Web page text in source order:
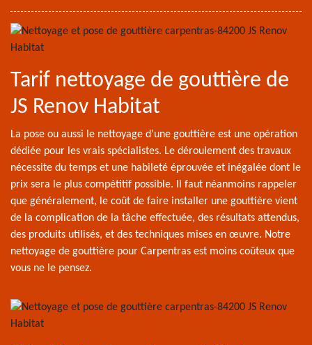
Tarif nettoyage de gouttière de
JS Renov Habitat
La pose ou aussi le nettoyage d’une gouttière est une opération
dédiée pour les vrais spécialistes. Le déroulement des travaux
nécessite du temps et une habileté éprouvée et inégalée dont le
prix sera le plus compétitif possible. Il faut néanmoins rappeler
que généralement, le coût de faire installer une gouttière vient
de la complication de la tâche effectuée, des résultats attendus,
des produits utilisés, et des techniques mises en œuvre. Notre
nettoyage de gouttière pour Carpentras est moins coûteux que
vous ne le pensez.